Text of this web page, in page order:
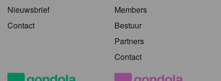
Nieuwsbrief
Contact
Members
Bestuur
Partners
Contact